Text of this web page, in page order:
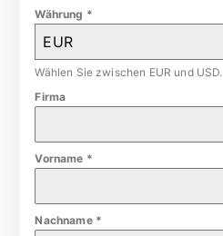
Währung *
EUR
Wählen Sie zwischen EUR und USD.
Firma
Vorname *
Nachname *